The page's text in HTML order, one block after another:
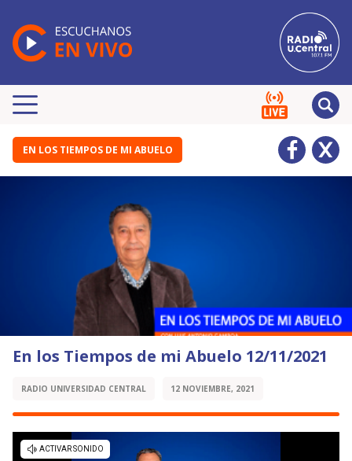
EN LOS TIEMPOS DE MI ABUELO
En los Tiempos de mi Abuelo 12/11/2021
RADIO UNIVERSIDAD CENTRAL 12 NOVIEMBRE, 2021